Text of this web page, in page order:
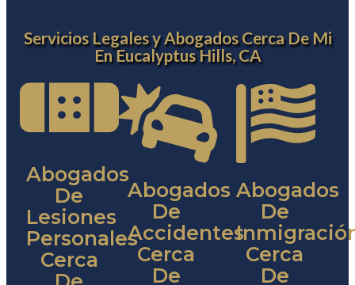
Servicios Legales y Abogados Cerca De Mi
En Eucalyptus Hills, CA
Abogados
De
Lesiones
Personales
Cerca
Abogados
De
Accidentes
Cerca
De
Abogados
De
Cerca
De